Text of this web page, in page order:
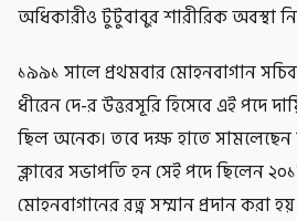
অধিকারীও টুটুবাবুর শারীরিক অবস্থা
১৯৯১ সালে প্রথমবার মোহনবাগান
ধীরেন দে-র উত্তরসূরি হিসেবে এই পদে
ছিল অনেক। তবে দক্ষ হাতে সামলেছেন
ক্লাবের সভাপতি হন সেই পদে ছিলেন
মোহনবাগানের রত্ন সম্মান প্রদান করা